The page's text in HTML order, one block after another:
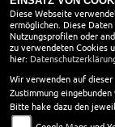
AGB
Impressum
Datenschutz
Disclaimer
Barrierefreiheit
Diese Webseite
ermöglichen. Diese
Nutzungsprofilen oder
zu verwendeten Cookies
hier:
Wir verwenden auf
Zustimmung eingebunden
Bitte hake dazu den